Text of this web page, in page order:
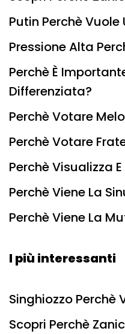
Putin Perchè Vuole
Pressione Alta
Perchè È
Differenziata?
Perchè Votare
Perchè Votare
Perchè Visualizza
Perchè Viene La
Perchè Viene La
I più interessanti
Singhiozzo Perchè
Scopri Perchè